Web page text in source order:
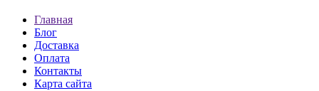
Главная
Блог
Доставка
Оплата
Контакты
Карта сайта